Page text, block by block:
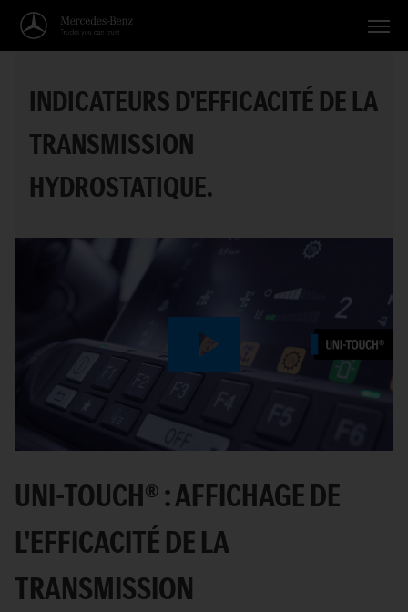
Applications
Thèmes
Service
Recherche
INDICATEURS D'EFFICACITÉ DE LA
TRANSMISSION
HYDROSTATIQUE.
Play
UNI-TOUCH® : AFFICHAGE DE
L'EFFICACITÉ DE LA
TRANSMISSION